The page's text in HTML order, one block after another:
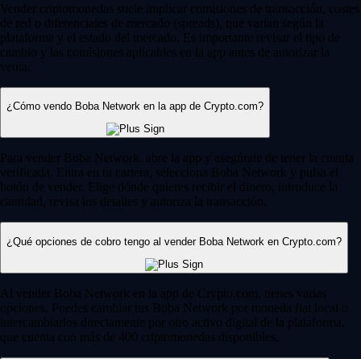
Vender criptomonedas suele implicar comisiones de transacción, costes
de red o diferenciales de mercado (spreads), que varían según la
plataforma y el estado del mercado. Es importante revisar el tipo de
cambio y las comisiones aplicables en la app antes de autorizar la
venta.
¿Cómo vendo Boba Network en la app de Crypto.com?
Para vender Boba Network, abre la app y asegúrate de tener la cuenta
verificada. Entra en tu cartera, selecciona Boba Network y pulsa el
botón de vender. Elige dónde quieres recibir el dinero, introduce la
cantidad, revisa los detalles y autoriza la transacción.
¿Qué opciones de cobro tengo al vender Boba Network en Crypto.com?
Al vender Boba Network en la app de Crypto.com, tienes varias
opciones. Puedes cambiar tus Boba Network por moneda fiat local o
intercambiarlos directamente por otro activo digital de la plataforma,
que cuenta con más de 400 criptomonedas disponibles.